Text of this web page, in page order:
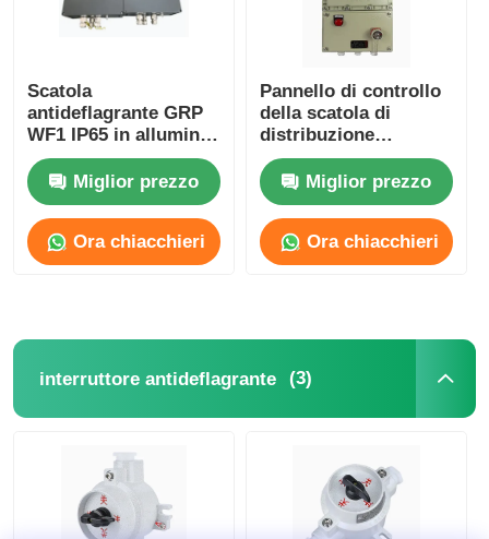
Scatola
antideflagrante GRP
WF1 IP65 in alluminio
pressofuso
Miglior prezzo
Ora chiacchieri
Pannello di controllo
della scatola di
distribuzione
antideflagrante IP65
resistente alla
corrosione
Miglior prezzo
Ora chiacchieri
interruttore antideflagrante (3)